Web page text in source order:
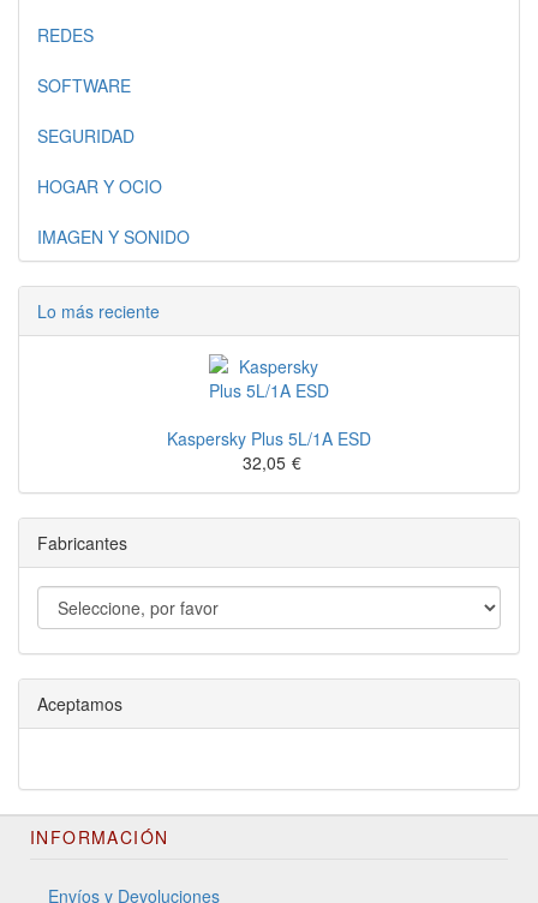
REDES
SOFTWARE
SEGURIDAD
HOGAR Y OCIO
IMAGEN Y SONIDO
Lo más reciente
Kaspersky Plus 5L/1A ESD
32,05 €
Fabricantes
Aceptamos
INFORMACIÓN
Envíos y Devoluciones